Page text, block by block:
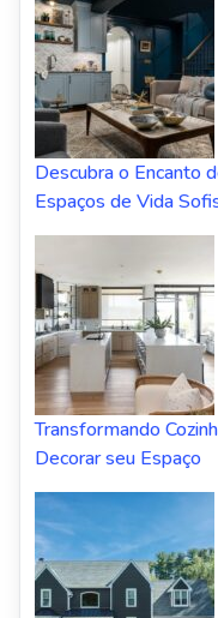
Descubra o Encanto
Espaços de Vida
Transformando
Decorar seu Espaço